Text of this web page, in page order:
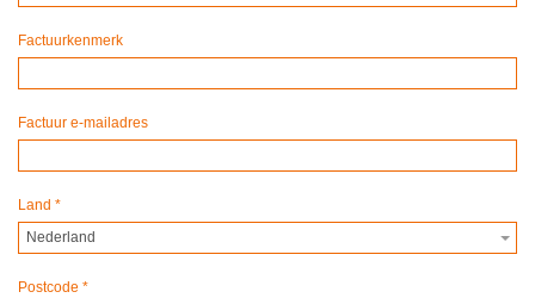
Factuurkenmerk
Factuur e-mailadres
Land *
Nederland
Postcode *